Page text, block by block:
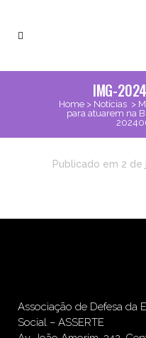
IMG-
Home> Notícias >
para atuarem na
Publicado em 2 de
Associação de Defesa da
Social – ASSERTE